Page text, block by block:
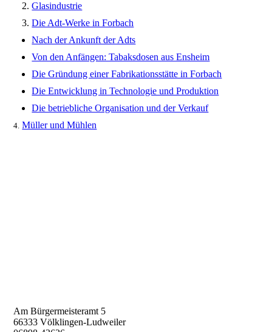
Glasindustrie
Die Adt-Werke in Forbach
Nach der Ankunft der Adts
Von den Anfängen: Tabaksdosen aus Ensheim
Die Gründung einer Fabrikationsstätte in Forbach
Die Entwicklung in Technologie und Produktion
Die betriebliche Organisation und der Verkauf
4. Müller und Mühlen
Am Bürgermeisteramt 5
66333 Völklingen-Ludweiler